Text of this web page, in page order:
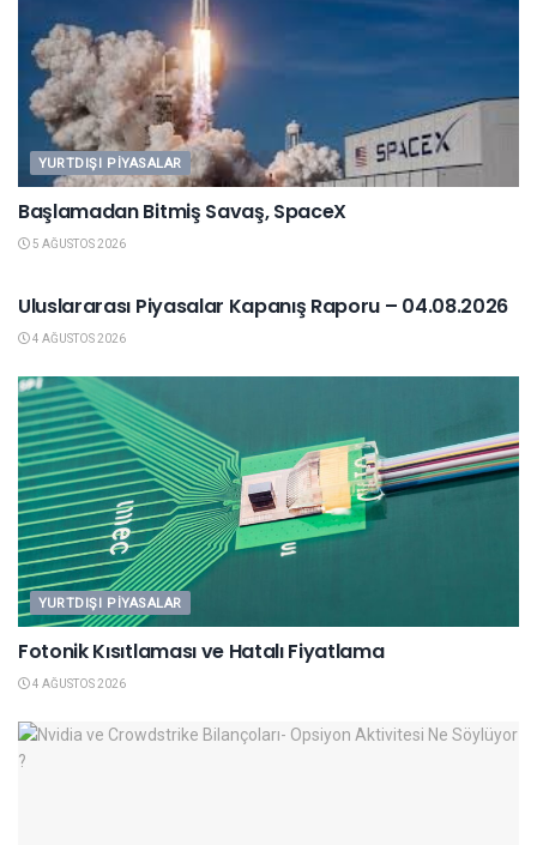
YURTDIŞI PIYASALAR
Başlamadan Bitmiş Savaş, SpaceX
5 AĞUSTOS 2026
Uluslararası Piyasalar Kapanış Raporu – 04.08.2026
4 AĞUSTOS 2026
YURTDIŞI PIYASALAR
Fotonik Kısıtlaması ve Hatalı Fiyatlama
4 AĞUSTOS 2026